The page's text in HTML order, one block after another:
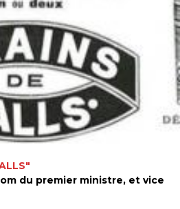
du premier ministre, et vice